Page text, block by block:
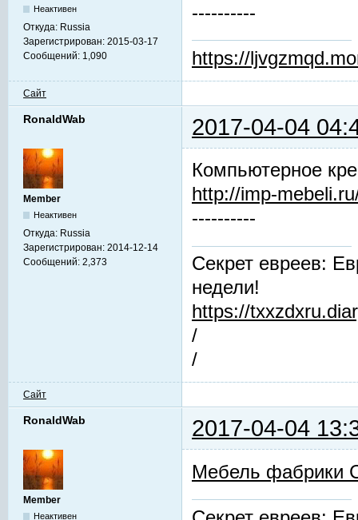
Неактивен
Откуда: Russia
Зарегистрирован: 2015-03-17
Сообщений: 1,090
----------
https://
Сайт
RonaldWab 2017-04-04
Member
Неактивен
Откуда: Russia
Зарегистрирован: 2014-12-14
Сообщений: 2,373
Компьютерное
http://imp-
----------
Секрет евреев:
недели!
https://
/
/
Сайт
RonaldWab 2017-04-04
Member
Неактивен
Мебель фабрики